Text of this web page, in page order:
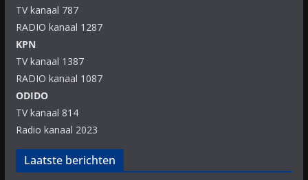
TV kanaal 787
RADIO kanaal 1287
KPN
TV kanaal 1387
RADIO kanaal 1087
ODIDO
TV kanaal 814
Radio kanaal 2023
Laatste berichten